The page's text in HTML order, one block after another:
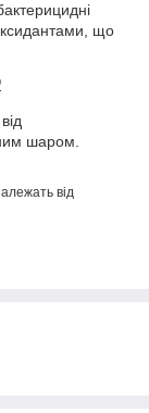
що
шаром.
від